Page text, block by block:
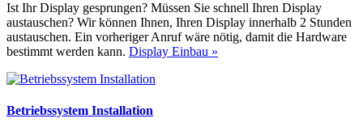
Ist Ihr Display gesprungen? Müssen Sie schnell Ihren Display
austauschen? Wir können Ihnen, Ihren Display innerhalb 2 Stunden
austauschen. Ein vorheriger Anruf wäre nötig, damit die Hardware
bestimmt werden kann. Display Einbau »
Betriebssystem Installation